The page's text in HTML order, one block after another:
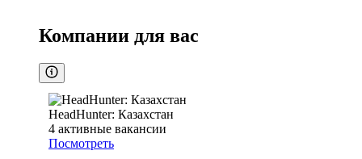
Компании для вас
HeadHunter: Казахстан
4 активные вакансии
Посмотреть